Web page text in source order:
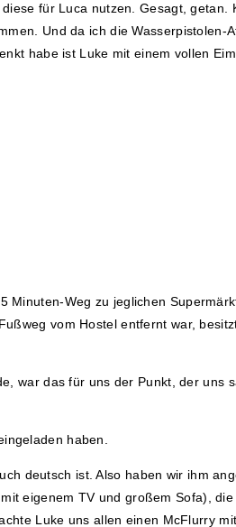
für Luca nutzen. Gesagt,
Und da ich die Wasserpistolen-
habe ist Luke mit einem vollen
Weg zu jeglichen
vom Hostel entfernt war,
war das für uns der Punkt, der uns
haben.
deutsch ist. Also haben wir ihm
eigenem TV und großem Sofa),
Luke uns allen einen McFlurry